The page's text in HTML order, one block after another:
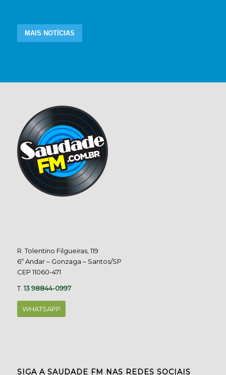
MAIS NOTÍCIAS
R. Tolentino Filgueiras, 119
6º Andar – Gonzaga – Santos/SP
CEP 11060-471
T.13 98844-0997
WHATSAPP
SIGA A SAUDADE FM NAS REDES SOCIAIS